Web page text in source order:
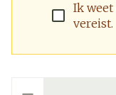
Ik
vereist.